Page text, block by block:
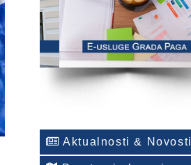
Aktualnosti & Novosti